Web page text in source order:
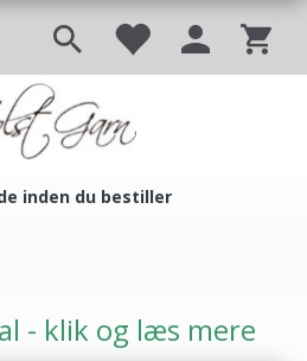
inden du bestiller
- klik og læs mere